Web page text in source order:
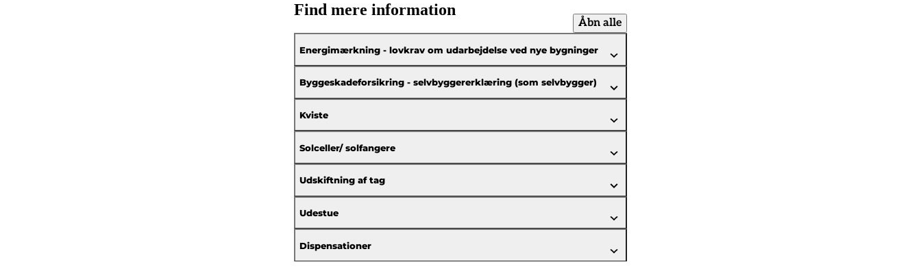
Find mere information
Åbn alle
Energimærkning - lovkrav om udarbejdelse ved nye bygninger
Byggeskadeforsikring - selvbyggererklæring (som selvbygger)
Kviste
Solceller/ solfangere
Udskiftning af tag
Udestue
Dispensationer